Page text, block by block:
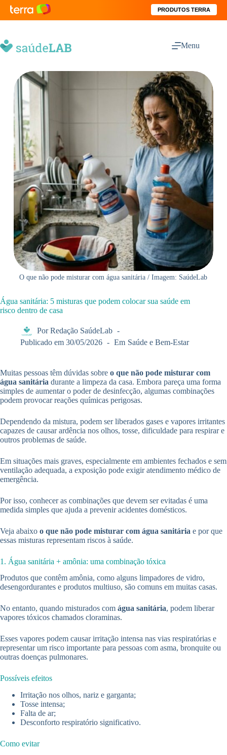
PRODUTOS TERRA
Menu
O que não pode misturar com água sanitária / Imagem: SaúdeLab
Água sanitária: 5 misturas que podem colocar sua saúde em
risco dentro de casa
Por Redação SaúdeLab
Publicado em 30/05/2026 Em Saúde e Bem-Estar
Muitas pessoas têm dúvidas sobre o que não pode misturar com
água sanitária durante a limpeza da casa. Embora pareça uma forma
simples de aumentar o poder de desinfecção, algumas combinações
podem provocar reações químicas perigosas.
Dependendo da mistura, podem ser liberados gases e vapores irritantes
capazes de causar ardência nos olhos, tosse, dificuldade para respirar e
outros problemas de saúde.
Em situações mais graves, especialmente em ambientes fechados e sem
ventilação adequada, a exposição pode exigir atendimento médico de
emergência.
Por isso, conhecer as combinações que devem ser evitadas é uma
medida simples que ajuda a prevenir acidentes domésticos.
Veja abaixo o que não pode misturar com água sanitária e por que
essas misturas representam riscos à saúde.
1. Água sanitária + amônia: uma combinação tóxica
Produtos que contêm amônia, como alguns limpadores de vidro,
desengordurantes e produtos multiuso, são comuns em muitas casas.
No entanto, quando misturados com água sanitária, podem liberar
vapores tóxicos chamados cloraminas.
Esses vapores podem causar irritação intensa nas vias respiratórias e
representar um risco importante para pessoas com asma, bronquite ou
outras doenças pulmonares.
Possíveis efeitos
Irritação nos olhos, nariz e garganta;
Tosse intensa;
Falta de ar;
Desconforto respiratório significativo.
Como evitar